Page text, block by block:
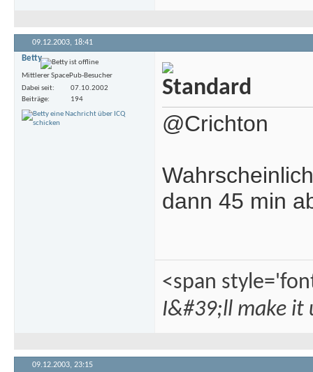
09.12.2003, 18:41
Betty
Mittlerer SpacePub-Besucher
Dabei seit
07.10.2002
Beiträge
194
@Crichton
dann 45 min
<span
I&#39;ll make it
09.12.2003, 23:15